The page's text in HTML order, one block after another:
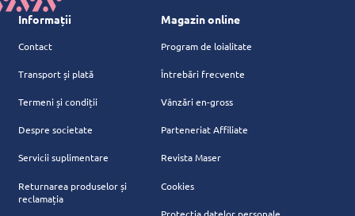
Informații
Contact
Transport și plată
Termeni și condiții
Despre societate
Servicii suplimentare
Returnarea produselor și
reclamația
Magazin online
Program de loialitate
Întrebări frecvente
Vânzări en-gross
Parteneriat Affiliate
Revista Maser
Cookies